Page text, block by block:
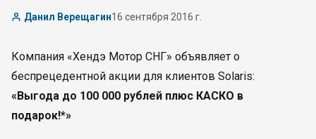
Данил Верещагин16 сентября 2016 г.
Компания «Хендэ Мотор СНГ» объявляет о
беспрецедентной акции для клиентов Solaris:
«Выгода до 100 000 рублей плюс КАСКО в
подарок!*»